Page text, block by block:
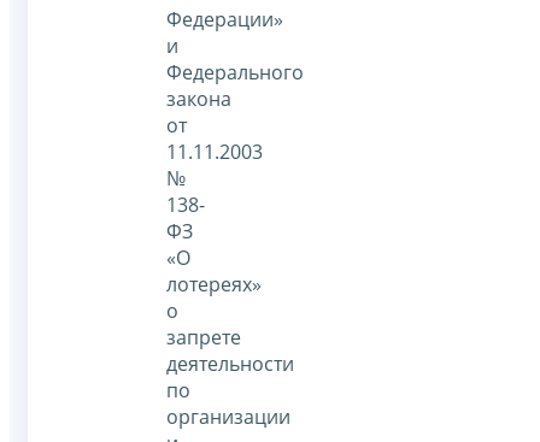
Федерации»
и
Федерального
закона
от
11.11.2003
№
138-
ФЗ
«О
лотереях»
о
запрете
деятельности
по
организации